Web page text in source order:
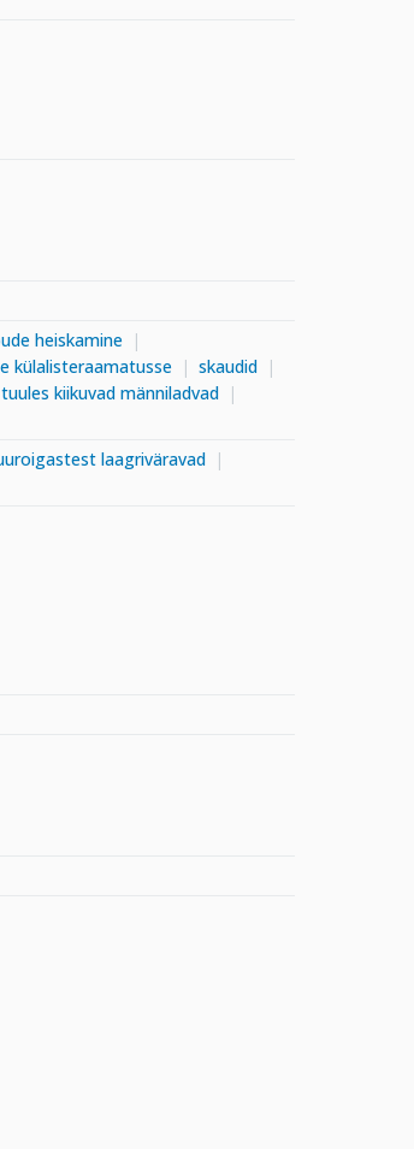
heiskamine
külalisteraamatusse
skaudid
tuules kiikuvad männiladvad
laagriväravad